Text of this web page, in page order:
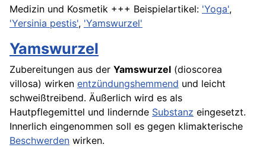
Medizin und Kosmetik +++ Beispielartikel: 'Yoga',
'Yersinia pestis', 'Yamswurzel'
Yamswurzel
Zubereitungen aus der Yamswurzel (dioscorea
villosa) wirken entzündungshemmend und leicht
schweißtreibend. Äußerlich wird es als
Hautpflegemittel und lindernde Substanz eingesetzt.
Innerlich eingenommen soll es gegen klimakterische
Beschwerden wirken.